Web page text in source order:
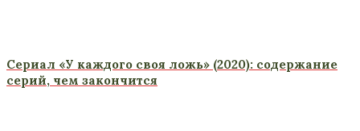
Сериал «У каждого своя ложь» (2020): содержание
серий, чем закончится